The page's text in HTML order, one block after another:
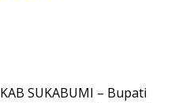
KAB SUKABUMI – Bupati